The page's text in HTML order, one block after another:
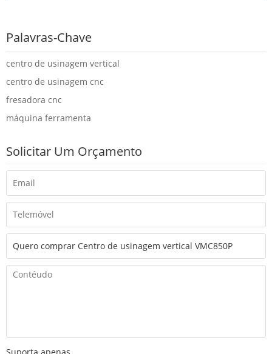
Palavras-Chave
centro de usinagem vertical
centro de usinagem cnc
fresadora cnc
máquina ferramenta
Solicitar Um Orçamento
Suporta apenas